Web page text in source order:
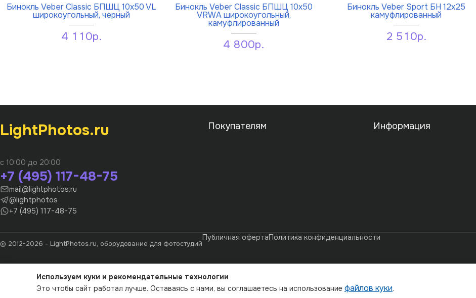
Бинокль Veber Classic БПШЦ 10x50 VL
широкоугольный, черный
4 110р.
Бинокль Veber Classic БПШЦ 10x50
VRWA широкоугольный,
камуфлированный
4 800р.
Бинокль Veber Sport БН 12x25
камуфлированный
2 510р.
LightPhotos.ru
с 10:00 до 20:00
+7 (495) 117-48-75
mail@lightphotos.ru
@lightphotos
+7 (495) 117-48-75
Покупателям Информация
© 2012-2026 - LightPhotos.ru, оборудование для фотостудий
Публичная офертаПолитика конфиденциальности
Используем куки и рекомендательные технологии
Это чтобы сайт работал лучше. Оставаясь с нами, вы соглашаетесь на использование файлов куки.